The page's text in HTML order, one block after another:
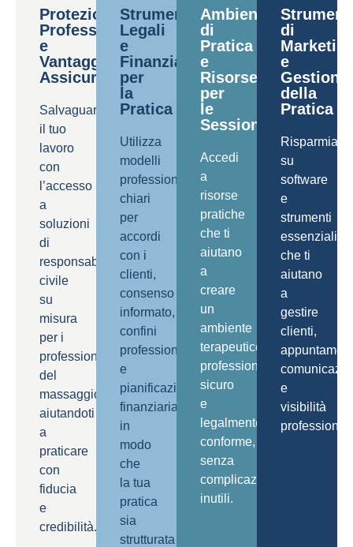
Protezione
Professionale
e
Vantaggi
Assicurativi
Salvaguarda
il tuo
lavoro
con
l’accesso
a
soluzioni
di
responsabilità
civile
su
misura
per i
professionisti
del
massaggio,
aiutandoti
a
praticare
con
fiducia
e
credibilità.
Strumenti
Legali
e
Finanziari
per
la
Pratica
Utilizza
modelli
professionali
chiari
per
accordi
con i
clienti,
consenso
informato,
confini
professionali
e
pianificazione
finanziaria,
in
modo
che
la tua
pratica
sia
strutturata
Ambiente
di
Pratica
e
Risorse
per
le
Sessioni
Accedi
a
risorse
pratiche
che ti
aiutano
a
creare
un
ambiente
terapeutico
professionale,
sicuro
e
legalmente
conforme,
senza
complicazioni
inutili.
di
e
Gestione
della
Pratica
Risparmia
su
software
e
strumenti
essenziali
che ti
aiutano
a
gestire
clienti,
e
visibilità